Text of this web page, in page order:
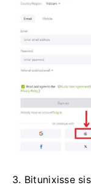
3. Bitunixisse